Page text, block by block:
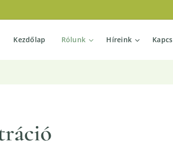
Kezdőlap Rólunk Híreink